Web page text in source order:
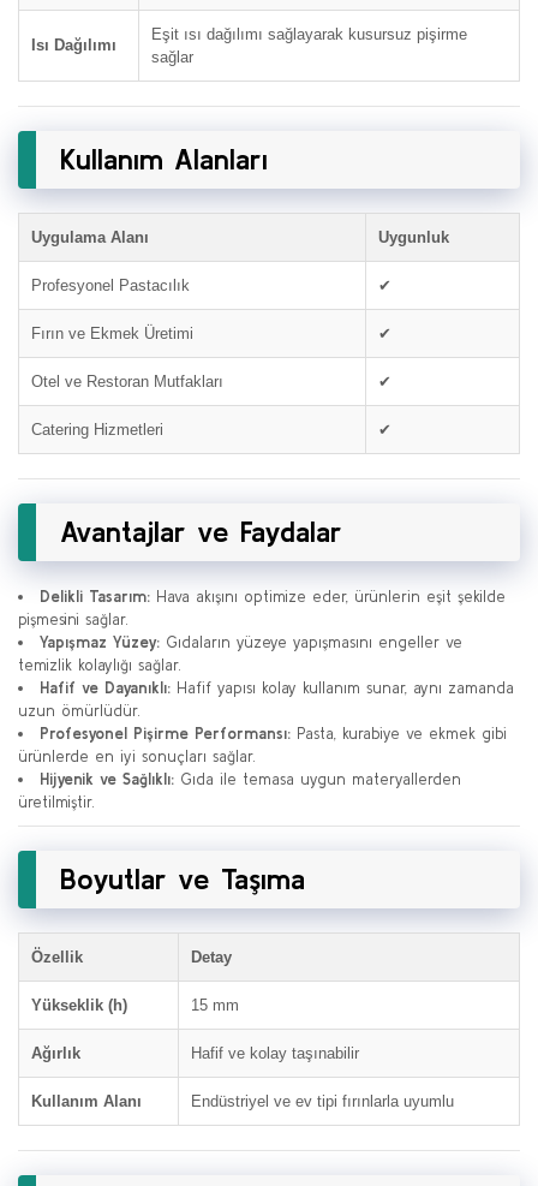
Isı Dağılımı
Eşit ısı dağılımı sağlayarak kusursuz pişirme
sağlar
Kullanım Alanları
Uygulama Alanı Uygunluk
Profesyonel Pastacılık ✔
Fırın ve Ekmek Üretimi ✔
Otel ve Restoran Mutfakları ✔
Catering Hizmetleri ✔
Avantajlar ve Faydalar
Delikli Tasarım: Hava akışını optimize eder, ürünlerin eşit şekilde
pişmesini sağlar.
Yapışmaz Yüzey: Gıdaların yüzeye yapışmasını engeller ve
temizlik kolaylığı sağlar.
Hafif ve Dayanıklı: Hafif yapısı kolay kullanım sunar, aynı zamanda
uzun ömürlüdür.
Profesyonel Pişirme Performansı: Pasta, kurabiye ve ekmek gibi
ürünlerde en iyi sonuçları sağlar.
Hijyenik ve Sağlıklı: Gıda ile temasa uygun materyallerden
üretilmiştir.
Boyutlar ve Taşıma
Özellik Detay
Yükseklik (h) 15 mm
Ağırlık Hafif ve kolay taşınabilir
Kullanım Alanı Endüstriyel ve ev tipi fırınlarla uyumlu